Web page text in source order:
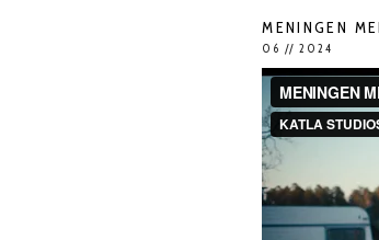
MENINGEN
06 // 2024